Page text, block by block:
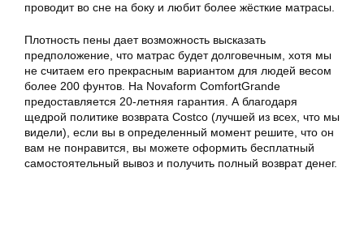
проводит во сне на боку и любит более жёсткие матрасы.
Плотность пены дает возможность высказать
предположение, что матрас будет долговечным, хотя мы
не считаем его прекрасным вариантом для людей весом
более 200 фунтов. На Novaform ComfortGrande
предоставляется 20-летняя гарантия. А благодаря
щедрой политике возврата Costco (лучшей из всех, что мы
видели), если вы в определенный момент решите, что он
вам не понравится, вы можете оформить бесплатный
самостоятельный вывоз и получить полный возврат денег.